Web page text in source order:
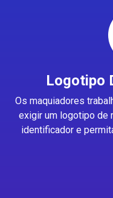
Logotipo
Os maquiadores
exigir um logotipo de
identificador e